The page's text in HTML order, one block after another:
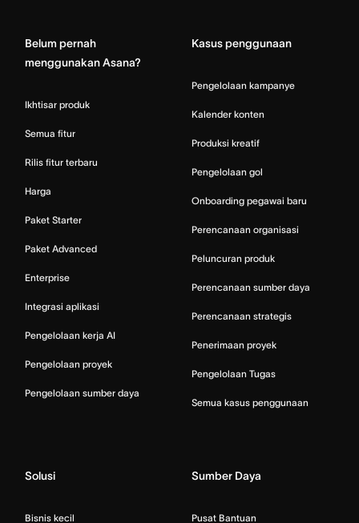
Belum pernah
menggunakan Asana?
Ikhtisar produk
Semua fitur
Rilis fitur terbaru
Harga
Paket Starter
Paket Advanced
Enterprise
Integrasi aplikasi
Pengelolaan kerja AI
Pengelolaan proyek
Pengelolaan sumber daya
Kasus penggunaan
Pengelolaan kampanye
Kalender konten
Produksi kreatif
Pengelolaan gol
Onboarding pegawai baru
Perencanaan organisasi
Peluncuran produk
Perencanaan sumber daya
Perencanaan strategis
Penerimaan proyek
Pengelolaan Tugas
Semua kasus penggunaan
Solusi
Bisnis kecil
Sumber Daya
Pusat Bantuan